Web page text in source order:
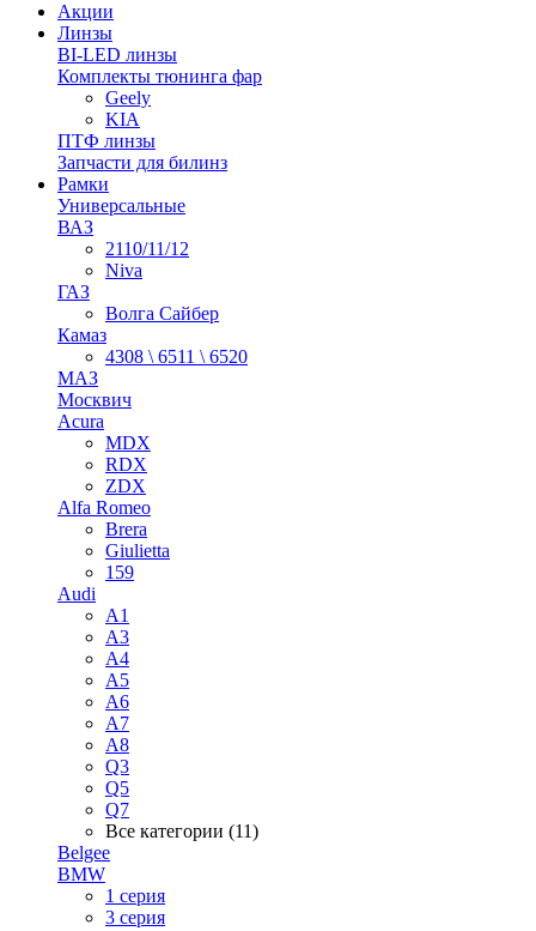
Акции
Линзы
BI-LED линзы
Комплекты тюнинга фар
Geely
KIA
ПТФ линзы
Запчасти для билинз
Рамки
Универсальные
ВАЗ
2110/11/12
Niva
ГАЗ
Волга Сайбер
Камаз
4308 \ 6511 \ 6520
МАЗ
Москвич
Acura
MDX
RDX
ZDX
Alfa Romeo
Brera
Giulietta
159
Audi
A1
A3
A4
A5
A6
A7
A8
Q3
Q5
Q7
Все категории (11)
Belgee
BMW
1 серия
3 серия